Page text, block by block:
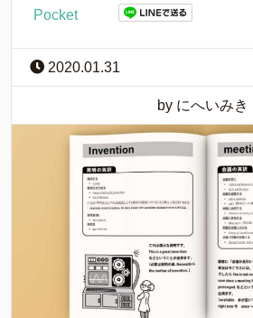
Pocket
2020.01.31
by にへいみき